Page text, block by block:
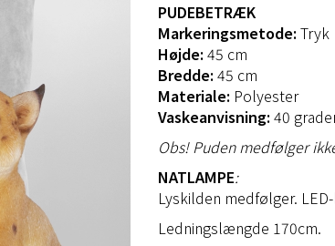
PUDEBETRÆK
Markeringsmetode:Tryk
Højde:45 cm
Bredde:45 cm
Materiale: Polyester
Vaskeanvisning:40
Obs! Puden medfølger
NATLAMPE:
Lyskilden medfølger.
Ledningslængde 170cm.